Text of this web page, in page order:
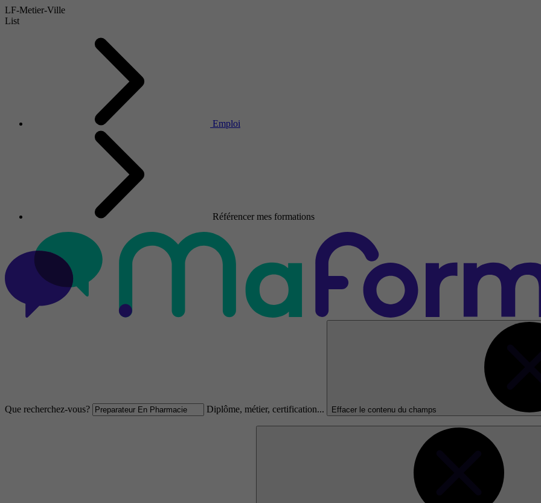
LF-Metier-Ville
List
Emploi
Référencer mes formations
Que recherchez-vous? Diplôme, métier, certification... Effacer le contenu du champs